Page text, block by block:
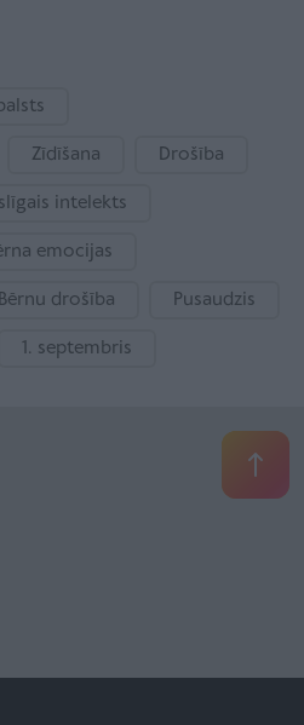
Zīdīšana Drošība
intelekts
emocijas
Bērnu drošība Pusaudzis
1. septembris